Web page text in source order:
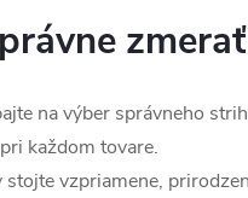
na výber správneho
každom tovare.
vzpriamene,